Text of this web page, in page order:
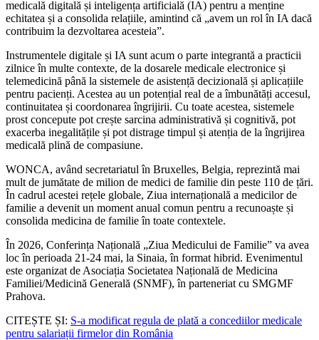
medicală digitală și inteligența artificială (IA) pentru a menține
echitatea și a consolida relațiile, amintind că „avem un rol în IA dacă
contribuim la dezvoltarea acesteia”.
Instrumentele digitale și IA sunt acum o parte integrantă a practicii
zilnice în multe contexte, de la dosarele medicale electronice și
telemedicină până la sistemele de asistență decizională și aplicațiile
pentru pacienți. Acestea au un potențial real de a îmbunătăți accesul,
continuitatea și coordonarea îngrijirii. Cu toate acestea, sistemele
prost concepute pot crește sarcina administrativă și cognitivă, pot
exacerba inegalitățile și pot distrage timpul și atenția de la îngrijirea
medicală plină de compasiune.
WONCA, având secretariatul în Bruxelles, Belgia, reprezintă mai
mult de jumătate de milion de medici de familie din peste 110 de țări.
În cadrul acestei rețele globale, Ziua internațională a medicilor de
familie a devenit un moment anual comun pentru a recunoaște și
consolida medicina de familie în toate contextele.
În 2026, Conferința Națională „Ziua Medicului de Familie” va avea
loc în perioada 21-24 mai, la Sinaia, în format hibrid. Evenimentul
este organizat de Asociația Societatea Națională de Medicina
Familiei/Medicină Generală (SNMF), în parteneriat cu SMGMF
Prahova.
CITEȘTE ȘI: S-a modificat regula de plată a concediilor medicale
pentru salariații firmelor din România